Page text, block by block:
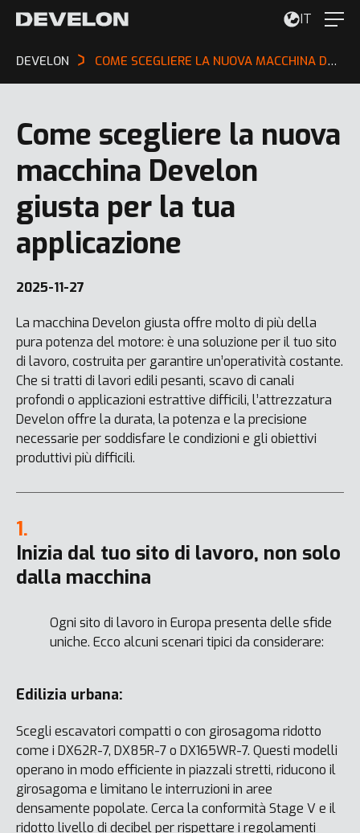
IT
DEVELON COME SCEGLIERE LA NUOVA MACCHINA DEVELON GIUSTA PER LA TUA APPLICAZIONE
Come scegliere la nuova
macchina Develon
giusta per la tua
applicazione
2025-11-27
La macchina Develon giusta offre molto di più della
pura potenza del motore: è una soluzione per il tuo sito
di lavoro, costruita per garantire un’operatività costante.
Che si tratti di lavori edili pesanti, scavo di canali
profondi o applicazioni estrattive difficili, l’attrezzatura
Develon offre la durata, la potenza e la precisione
necessarie per soddisfare le condizioni e gli obiettivi
produttivi più difficili.
1.
Inizia dal tuo sito di lavoro, non solo
dalla macchina
Ogni sito di lavoro in Europa presenta delle sfide
uniche. Ecco alcuni scenari tipici da considerare:
Edilizia urbana:
Scegli escavatori compatti o con girosagoma ridotto
come i DX62R-7, DX85R-7 o DX165WR-7. Questi modelli
operano in modo efficiente in piazzali stretti, riducono il
girosagoma e limitano le interruzioni in aree
densamente popolate. Cerca la conformità Stage V e il
ridotto livello di decibel per rispettare i regolamenti